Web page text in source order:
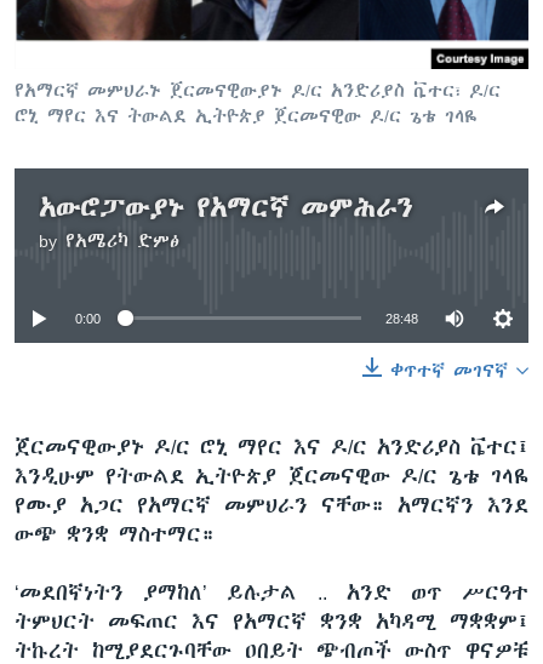
ቋንቋዎች
የአማርኛ መምህራኑ ጀርመናዊውያኑ ዶ/ር አንድሪያስ ቬተር፣ ዶ/ር
ሮኒ ማየር እና ትውልደ ኢትዮጵያ ጀርመናዊው ዶ/ር ጌቴ ገላዬ
አውሮፓውያኑ የአማርኛ መምሕራን
by የአሜሪካ ድምፅ
No media source currently available
0:00 28:48
ቀጥተኛ መገናኛ
ጀርመናዊውያኑ ዶ/ር ሮኒ ማየር እና ዶ/ር አንድሪያስ ቬተር፤
እንዲሁም የትውልደ ኢትዮጵያ ጀርመናዊው ዶ/ር ጌቴ ገላዬ
የሙያ አጋር የአማርኛ መምህራን ናቸው። አማርኛን እንደ
ውጭ ቋንቋ ማስተማር።
‘መደበኛነትን ያማከለ’ ይሉታል .. አንድ ወጥ ሥርዓተ
ትምህርት መፍጠር እና የአማርኛ ቋንቋ አካዳሚ ማቋቋም፤
ትኩረት ከሚያደርጉባቸው ዐበይት ጭብጦች ውስጥ ዋናዎቹ